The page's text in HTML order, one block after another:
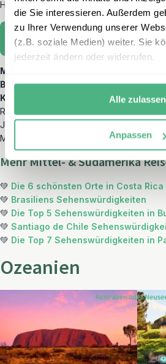
die Sie interessieren. Außerdem
zu Ihrer Verwendung unserer
(z.B. soziale Medien) weiter. Sie
jederzeit ändern oder widerrufen.
Alle zulassen
Anpassen
Höhepunkte.
Jetzt lesen
Mittel- & Südamerika
Bergwelten, dichterUrwald, endlose
Kulturschätze
. Auf diesem Kontinent
Reise-Herz begehrt.
Jedes Land ist unglaublich vielfältig und
Möglichkeit eine Welt voller Kontraste zu
Mehr Mittel- & Südamerika
💚 Die 6 schönsten Orte in Costa Rica
💚 Brasiliens Sehenswürdigkeiten
💚 Die Top 5 Sehenswürdigkeiten in
💚 Santiago de Chile
💚 Die Top 7 Sehenswürdigkeiten in
Ozeanien